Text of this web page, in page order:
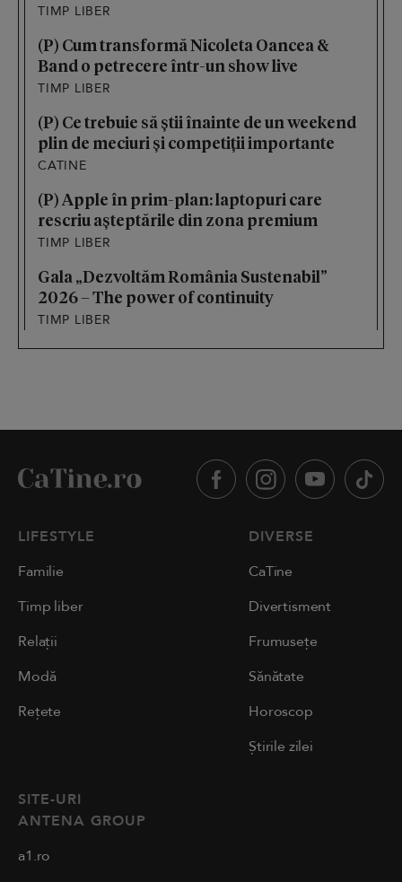
TIMP LIBER
(P) Cum transformă Nicoleta Oancea &
Band o petrecere într-un show live
TIMP LIBER
(P) Ce trebuie să știi înainte de un weekend
plin de meciuri și competiții importante
CATINE
(P) Apple în prim-plan: laptopuri care
rescriu așteptările din zona premium
TIMP LIBER
Gala „Dezvoltăm România Sustenabil”
2026 – The power of continuity
TIMP LIBER
LIFESTYLE
Familie
Timp liber
Relații
Modă
Rețete
DIVERSE
CaTine
Divertisment
Frumusețe
Sănătate
Horoscop
Știrile zilei
SITE-URI
ANTENA GROUP
a1.ro